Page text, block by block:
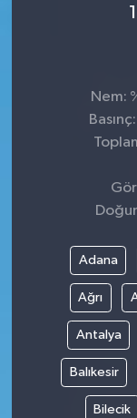
Nem:
Adana
Ağrı
Antalya
Balıkesir
Bilecik